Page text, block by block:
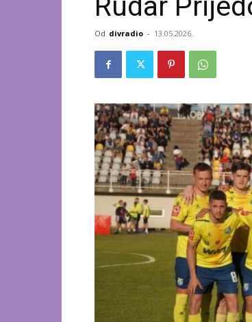
Od divradio - 13.05.2026.